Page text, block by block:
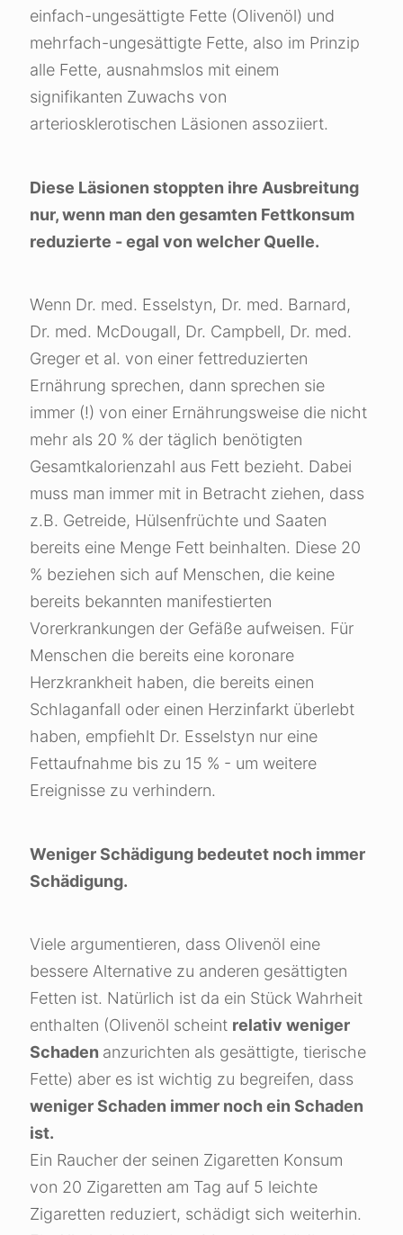
einfach-ungesättigte Fette (Olivenöl) und
mehrfach-ungesättigte Fette, also im Prinzip
alle Fette, ausnahmslos mit einem
signifikanten Zuwachs von
arteriosklerotischen Läsionen assoziiert.
Diese Läsionen stoppten ihre Ausbreitung
nur, wenn man den gesamten Fettkonsum
reduzierte - egal von welcher Quelle.
Wenn Dr. med. Esselstyn, Dr. med. Barnard,
Dr. med. McDougall, Dr. Campbell, Dr. med.
Greger et al. von einer fettreduzierten
Ernährung sprechen, dann sprechen sie
immer (!) von einer Ernährungsweise die nicht
mehr als 20 % der täglich benötigten
Gesamtkalorienzahl aus Fett bezieht. Dabei
muss man immer mit in Betracht ziehen, dass
z.B. Getreide, Hülsenfrüchte und Saaten
bereits eine Menge Fett beinhalten. Diese 20
% beziehen sich auf Menschen, die keine
bereits bekannten manifestierten
Vorerkrankungen der Gefäße aufweisen. Für
Menschen die bereits eine koronare
Herzkrankheit haben, die bereits einen
Schlaganfall oder einen Herzinfarkt überlebt
haben, empfiehlt Dr. Esselstyn nur eine
Fettaufnahme bis zu 15 % - um weitere
Ereignisse zu verhindern.
Weniger Schädigung bedeutet noch immer
Schädigung.
Viele argumentieren, dass Olivenöl eine
bessere Alternative zu anderen gesättigten
Fetten ist. Natürlich ist da ein Stück Wahrheit
enthalten (Olivenöl scheint relativ weniger
Schaden anzurichten als gesättigte, tierische
Fette) aber es ist wichtig zu begreifen, dass
weniger Schaden immer noch ein Schaden
ist.
Ein Raucher der seinen Zigaretten Konsum
von 20 Zigaretten am Tag auf 5 leichte
Zigaretten reduziert, schädigt sich weiterhin.